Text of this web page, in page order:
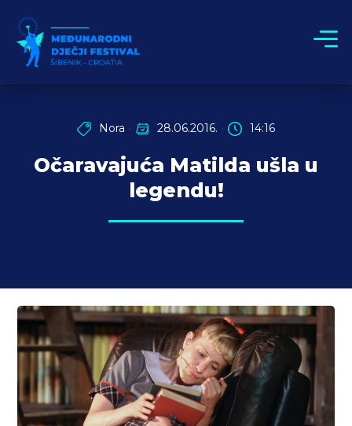
Nora 28.06.2016. 14:16
Očaravajuća Matilda ušla u
legendu!